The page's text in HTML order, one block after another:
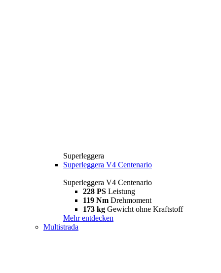
Superleggera
Superleggera V4 Centenario
Superleggera V4 Centenario
228 PS Leistung
119 Nm Drehmoment
173 kg Gewicht ohne Kraftstoff
Mehr entdecken
Multistrada